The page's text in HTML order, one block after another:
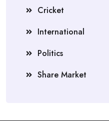
Cricket
International
Politics
Share Market